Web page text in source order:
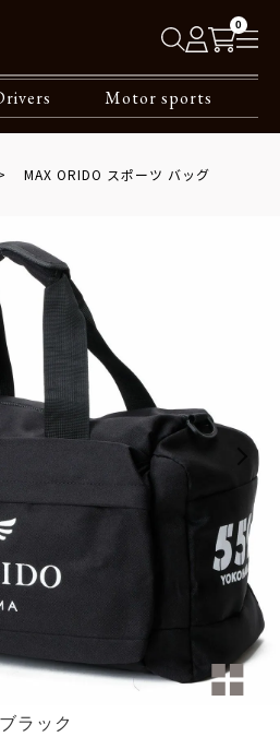
0
Motor sports
MAX ORIDO スポーツ バッグ
ブラック